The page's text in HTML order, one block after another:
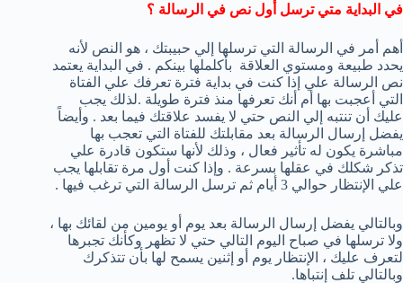
في البداية متي ترسل أول نص في الرسالة ؟
أهم أمر في الرسالة التي ترسلها إلي حبيبتك ، هو النص لأنه
يحدد طبيعة ومستوي العلاقة بأكلملها بينكم . في البداية يعتمد
نص الرسالة علي إذا كنت في بداية فترة تعرفك علي الفتاة
التي أعجبت بها أم أنك تعرفها منذ فترة طويلة .لذلك يجب
عليك أن تنتبه إلي النص حتي لا يفسد علاقتك فيما بعد . وأيضاً
يفضل إرسال الرسالة بعد مقابلتك للفتاة التي تعجب بها
مباشرة يكون له تأثير فعال ، وذلك لأنها ستكون قادرة علي
تذكر شكلك في عقلها بسرعة . وإذا كنت أول مرة تقابلها يجب
علي الإنتظار حوالي 3 أيام ثم ترسل الرسالة التي ترغب فيها .
وبالتالي يفضل إرسال الرسالة بعد يوم أو يومين من لقائك بها ،
ولا ترسلها في صباح اليوم التالي حتي لا تظهر وكأنك تجبرها
لتعرف عليك ، الإنتظار يوم أو إثنين يسمح لها بأن تتذكرك
وبالتالي تلف إنتباها.